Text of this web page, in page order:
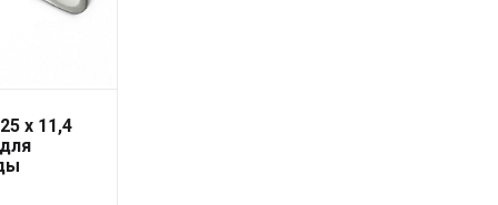
x 11,4